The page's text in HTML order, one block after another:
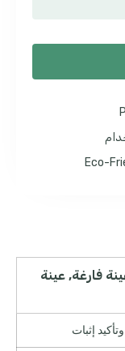
Eco-
فارغة, عينة